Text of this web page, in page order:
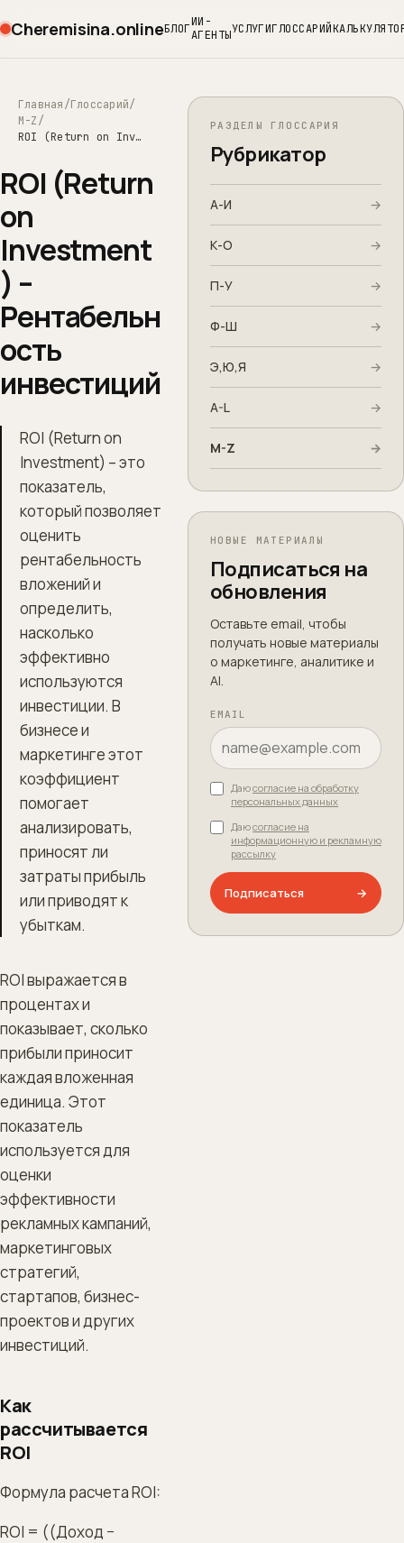
Cheremisina.onlineБЛОГИИ-
АГЕНТЫУСЛУГИГЛОССАРИЙ
Главная
Глоссарий
M-Z
ROI (Return on Investment) – Рентабельность инвестиций
ROI (Return
on
Investment
) –
Рентабельн
ость
инвестиций
ROI (Return on
Investment) – это
показатель,
который позволяет
оценить
рентабельность
вложений и
определить,
насколько
эффективно
используются
инвестиции. В
бизнесе и
маркетинге этот
коэффициент
помогает
анализировать,
приносят ли
затраты прибыль
или приводят к
убыткам.
ROI выражается в
процентах и
показывает, сколько
прибыли приносит
каждая вложенная
единица. Этот
показатель
используется для
оценки
эффективности
рекламных кампаний,
маркетинговых
стратегий,
стартапов, бизнес-
проектов и других
инвестиций.
Как
рассчитывается
ROI
Формула расчета ROI:
ROI = ((Доход −
РАЗДЕЛЫ ГЛОССАРИЯ
Рубрикатор
А-И →
К-О →
П-У →
Ф-Ш →
Э,Ю,Я →
A-L →
M-Z →
НОВЫЕ МАТЕРИАЛЫ
Подписаться на
обновления
Оставьте email, чтобы
получать новые материалы
о маркетинге, аналитике и
AI.
EMAIL
Даюсогласие на обработку
персональных данных
Даюсогласие на
информационную и рекламную
рассылку
Подписаться →